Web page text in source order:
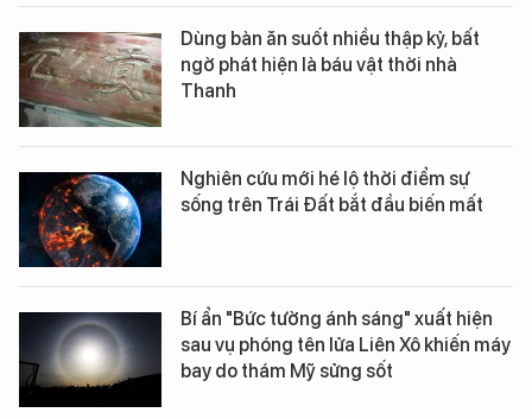
Dùng bàn ăn suốt nhiều thập kỷ, bất
ngờ phát hiện là báu vật thời nhà
Thanh
Nghiên cứu mới hé lộ thời điểm sự
sống trên Trái Đất bắt đầu biến mất
Bí ẩn "Bức tường ánh sáng" xuất hiện
sau vụ phóng tên lửa Liên Xô khiến máy
bay do thám Mỹ sửng sốt